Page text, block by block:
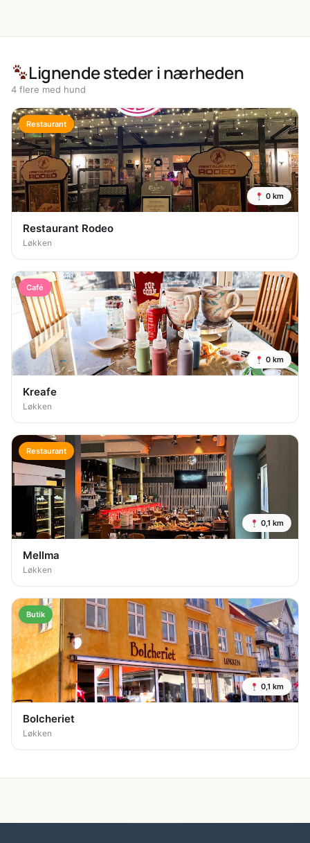
Lignende steder i nærheden
4 flere med hund
Restaurant
0 km
Restaurant Rodeo
Løkken
Café
0 km
Kreafe
Løkken
Restaurant
0,1 km
Mellma
Løkken
Butik
0,1 km
Bolcheriet
Løkken